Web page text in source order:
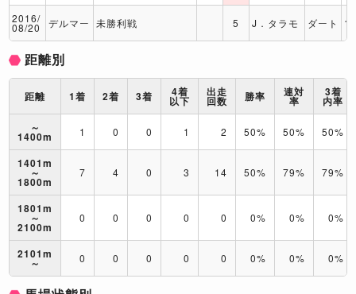
2016/
08/20 デルマー 未勝利戦 5 J．タラモ ダート
距離別
距離 1着 2着 3着 4着
以下
出走
回数 勝率 連対
率
3着
内率
～
1400m 1 0 0 1 2 50% 50% 50%
1401m
～
1800m
7 4 0 3 14 50% 79% 79%
1801m
～
2100m
0 0 0 0 0 0% 0% 0%
2101m
～ 0 0 0 0 0 0% 0% 0%